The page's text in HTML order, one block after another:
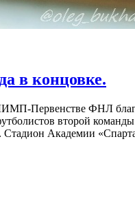
в концовке.
Первенстве ФНЛ
второй
Стадион Академии